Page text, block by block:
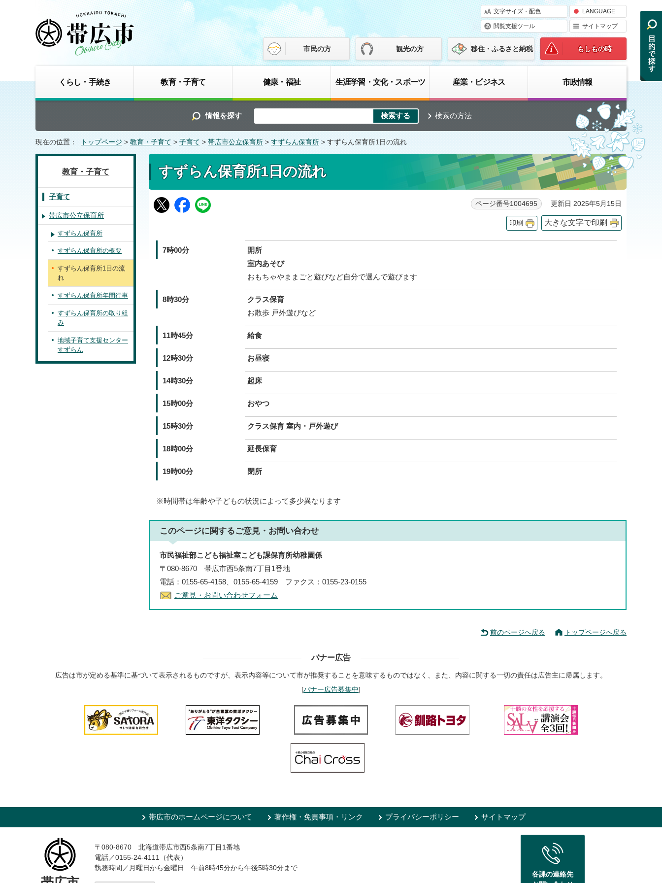
文字サイズ・配色 LANGUAGE
閲覧支援ツール サイトマップ
市民の方 観光の方 移住・ふるさと納税 もしもの時
くらし・手続き 教育・子育て 健康・福祉 生涯学習・文化・スポーツ 産業・ビジネス 市政情報
情報を探す 検索の方法
現在の位置： トップページ > 教育・子育て > 子育て > 帯広市公立保育所 > すずらん保育所 > すずらん保育所1日の流れ
すずらん保育所1日の流れ
ページ番号1004695 更新日 2025年5月15日
印刷 大きな文字で印刷
7時00分
開所
室内あそび
おもちゃやままごと遊びなど自分で選んで遊びます
8時30分
クラス保育
お散歩 戸外遊びなど
11時45分 給食
12時30分 お昼寝
14時30分 起床
15時00分 おやつ
15時30分 クラス保育 室内・戸外遊び
18時00分 延長保育
19時00分 閉所
※時間帯は年齢や子どもの状況によって多少異なります
このページに関するご意見・お問い合わせ
市民福祉部こども福祉室こども課保育所幼稚園係
〒080-8670 帯広市西5条南7丁目1番地
電話：0155-65-4158、0155-65-4159 ファクス：0155-23-0155
ご意見・お問い合わせフォーム
教育・子育て
子育て
帯広市公立保育所
すずらん保育所
すずらん保育所の概要
すずらん保育所1日の流
れ
すずらん保育所年間行事
すずらん保育所の取り組
み
地域子育て支援センター
すずらん
前のページへ戻る トップページへ戻る
バナー広告
広告は市が定める基準に基づいて表示されるものですが、表示内容等について市が推奨することを意味するものではなく、また、内容に関する一切の責任は広告主に帰属します。
[バナー広告募集中]
帯広市のホームページについて 著作権・免責事項・リンク プライバシーポリシー サイトマップ
〒080-8670 北海道帯広市西5条南7丁目1番地
電話／0155-24-4111（代表）
執務時間／月曜日から金曜日 午前8時45分から午後5時30分まで
各課の連絡先